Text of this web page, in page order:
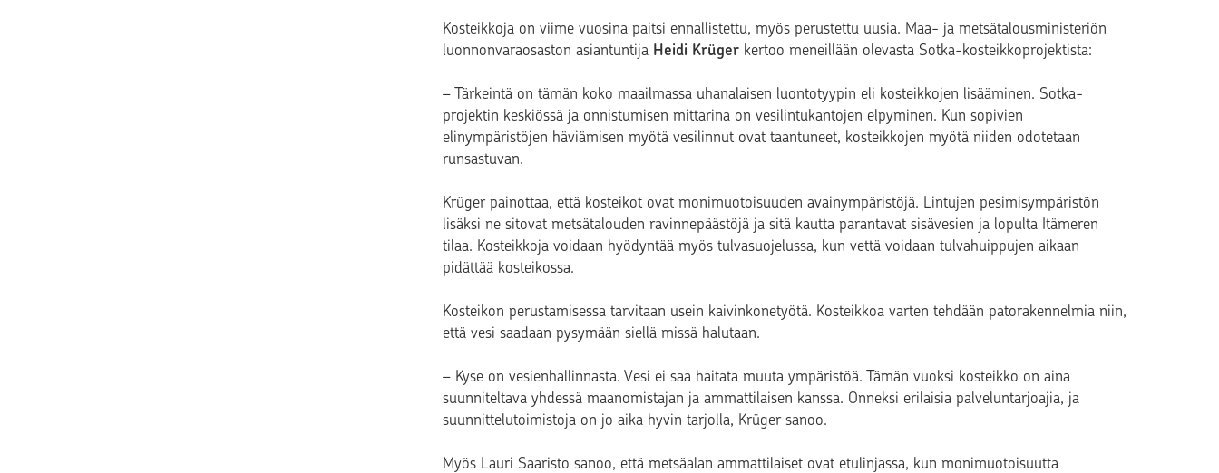
Kosteikkoja on viime vuosina paitsi ennallistettu, myös perustettu uusia. Maa- ja metsätalousministeriön
luonnonvaraosaston asiantuntija Heidi Krüger kertoo meneillään olevasta Sotka-kosteikkoprojektista:
– Tärkeintä on tämän koko maailmassa uhanalaisen luontotyypin eli kosteikkojen lisääminen. Sotka-
projektin keskiössä ja onnistumisen mittarina on vesilintukantojen elpyminen. Kun sopivien
elinympäristöjen häviämisen myötä vesilinnut ovat taantuneet, kosteikkojen myötä niiden odotetaan
runsastuvan.
Krüger painottaa, että kosteikot ovat monimuotoisuuden avainympäristöjä. Lintujen pesimisympäristön
lisäksi ne sitovat metsätalouden ravinnepäästöjä ja sitä kautta parantavat sisävesien ja lopulta Itämeren
tilaa. Kosteikkoja voidaan hyödyntää myös tulvasuojelussa, kun vettä voidaan tulvahuippujen aikaan
pidättää kosteikossa.
Kosteikon perustamisessa tarvitaan usein kaivinkonetyötä. Kosteikkoa varten tehdään patorakennelmia niin,
että vesi saadaan pysymään siellä missä halutaan.
– Kyse on vesienhallinnasta. Vesi ei saa haitata muuta ympäristöä. Tämän vuoksi kosteikko on aina
suunniteltava yhdessä maanomistajan ja ammattilaisen kanssa. Onneksi erilaisia palveluntarjoajia, ja
suunnittelutoimistoja on jo aika hyvin tarjolla, Krüger sanoo.
Myös Lauri Saaristo sanoo, että metsäalan ammattilaiset ovat etulinjassa, kun monimuotoisuutta